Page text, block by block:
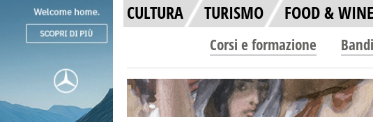
CULTURA TURISMO FOOD & WINE
Corsi e formazione